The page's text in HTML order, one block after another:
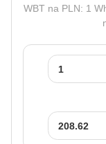
WBT na PLN: 1